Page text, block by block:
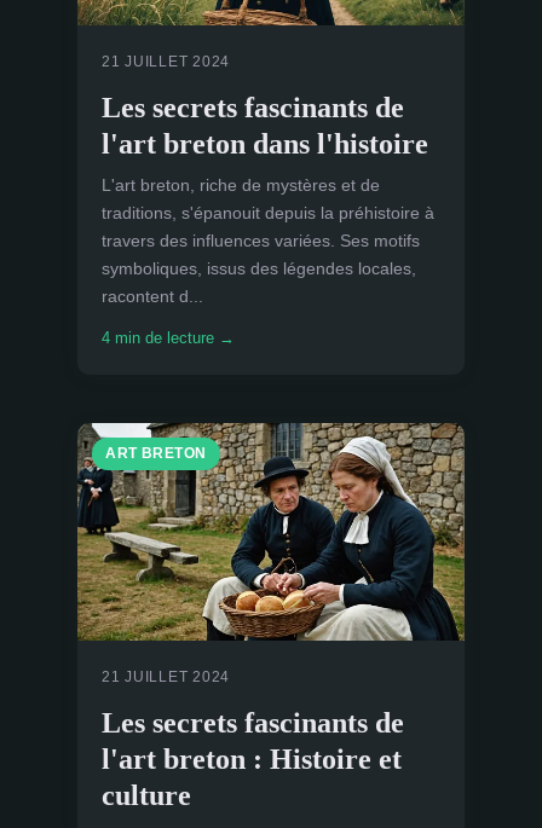
21 JUILLET 2024
Les secrets fascinants de
l'art breton dans l'histoire
L'art breton, riche de mystères et de
traditions, s'épanouit depuis la préhistoire à
travers des influences variées. Ses motifs
symboliques, issus des légendes locales,
racontent d...
4 min de lecture →
ART BRETON
21 JUILLET 2024
Les secrets fascinants de
l'art breton : Histoire et
culture